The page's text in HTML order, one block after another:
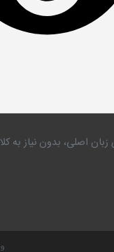
زبان اصلی، بدون نیاز